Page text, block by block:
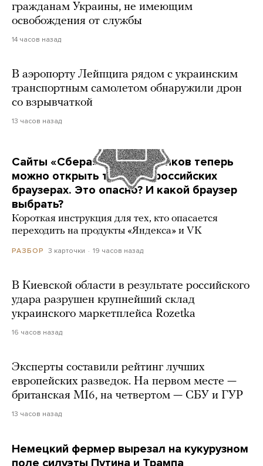
гражданам Украины, не имеющим
освобождения от службы
14 часов назад
В аэропорту Лейпцига рядом с украинским
транспортным самолетом обнаружили дрон
со взрывчаткой
13 часов назад
Сайты «Сбера» и других банков теперь
можно открыть только в российских
браузерах. Это опасно? И какой браузер
выбрать?
Короткая инструкция для тех, кто опасается
переходить на продукты «Яндекса» и VK
РАЗБОР 3 карточки 19 часов назад
В Киевской области в результате российского
удара разрушен крупнейший склад
украинского маркетплейса Rozetka
16 часов назад
Эксперты составили рейтинг лучших
европейских разведок. На первом месте —
британская MI6, на четвертом — СБУ и ГУР
13 часов назад
Немецкий фермер вырезал на кукурузном